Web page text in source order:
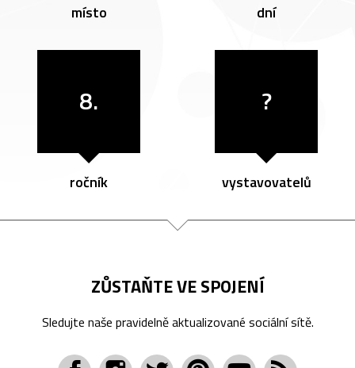
místo dní
8.
ročník
?
vystavovatelů
ZŮSTAŇTE VE SPOJENÍ
Sledujte naše pravidelně aktualizované sociální sítě.